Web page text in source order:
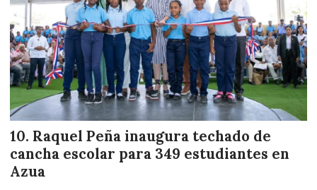
Raquel Peña inaugura techado de
cancha escolar para 349 estudiantes en
Azua